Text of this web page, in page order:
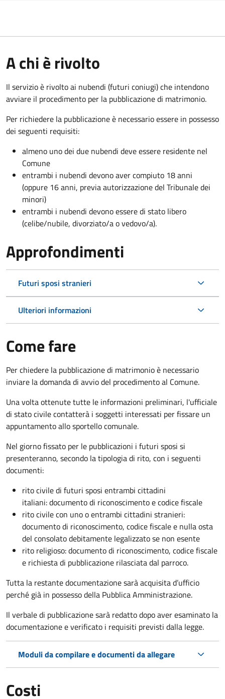
A chi è rivolto
Il servizio è rivolto ai nubendi (futuri coniugi) che intendono
avviare il procedimento per la pubblicazione di matrimonio.
Per richiedere la pubblicazione è necessario essere in possesso
dei seguenti requisiti:
almeno uno dei due nubendi deve essere residente nel
Comune
entrambi i nubendi devono aver compiuto 18 anni
(oppure 16 anni, previa autorizzazione del Tribunale dei
minori)
entrambi i nubendi devono essere di stato libero
(celibe/nubile, divorziato/a o vedovo/a).
Approfondimenti
Futuri sposi stranieri
Ulteriori informazioni
Come fare
Per chiedere la pubblicazione di matrimonio è necessario
inviare la domanda di avvio del procedimento al Comune.
Una volta ottenute tutte le informazioni preliminari, l'ufficiale
di stato civile contatterà i soggetti interessati per fissare un
appuntamento allo sportello comunale.
Nel giorno fissato per le pubblicazioni i futuri sposi si
presenteranno, secondo la tipologia di rito, con i seguenti
documenti:
rito civile di futuri sposi entrambi cittadini
italiani: documento di riconoscimento e codice fiscale
rito civile con uno o entrambi cittadini stranieri:
documento di riconoscimento, codice fiscale e nulla osta
del consolato debitamente legalizzato se non esente
rito religioso: documento di riconoscimento, codice fiscale
e richiesta di pubblicazione rilasciata dal parroco.
Tutta la restante documentazione sarà acquisita d’ufficio
perché già in possesso della Pubblica Amministrazione.
Il verbale di pubblicazione sarà redatto dopo aver esaminato la
documentazione e verificato i requisiti previsti dalla legge.
Moduli da compilare e documenti da allegare
Costi